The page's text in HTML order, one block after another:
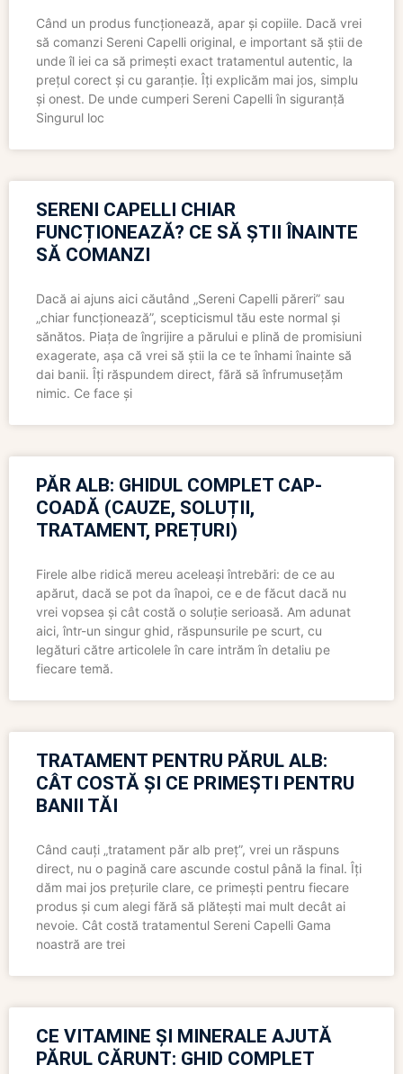
Când un produs funcționează, apar și copiile. Dacă vrei
să comanzi Sereni Capelli original, e important să știi de
unde îl iei ca să primești exact tratamentul autentic, la
prețul corect și cu garanție. Îți explicăm mai jos, simplu
și onest. De unde cumperi Sereni Capelli în siguranță
Singurul loc
SERENI CAPELLI CHIAR
FUNCȚIONEAZĂ? CE SĂ ȘTII ÎNAINTE
SĂ COMANZI
Dacă ai ajuns aici căutând „Sereni Capelli păreri” sau
„chiar funcționează”, scepticismul tău este normal și
sănătos. Piața de îngrijire a părului e plină de promisiuni
exagerate, așa că vrei să știi la ce te înhami înainte să
dai banii. Îți răspundem direct, fără să înfrumusețăm
nimic. Ce face și
PĂR ALB: GHIDUL COMPLET CAP-
COADĂ (CAUZE, SOLUȚII,
TRATAMENT, PREȚURI)
Firele albe ridică mereu aceleași întrebări: de ce au
apărut, dacă se pot da înapoi, ce e de făcut dacă nu
vrei vopsea și cât costă o soluție serioasă. Am adunat
aici, într-un singur ghid, răspunsurile pe scurt, cu
legături către articolele în care intrăm în detaliu pe
fiecare temă.
TRATAMENT PENTRU PĂRUL ALB:
CÂT COSTĂ ȘI CE PRIMEȘTI PENTRU
BANII TĂI
Când cauți „tratament păr alb preț”, vrei un răspuns
direct, nu o pagină care ascunde costul până la final. Îți
dăm mai jos prețurile clare, ce primești pentru fiecare
produs și cum alegi fără să plătești mai mult decât ai
nevoie. Cât costă tratamentul Sereni Capelli Gama
noastră are trei
CE VITAMINE ȘI MINERALE AJUTĂ
PĂRUL CĂRUNT: GHID COMPLET